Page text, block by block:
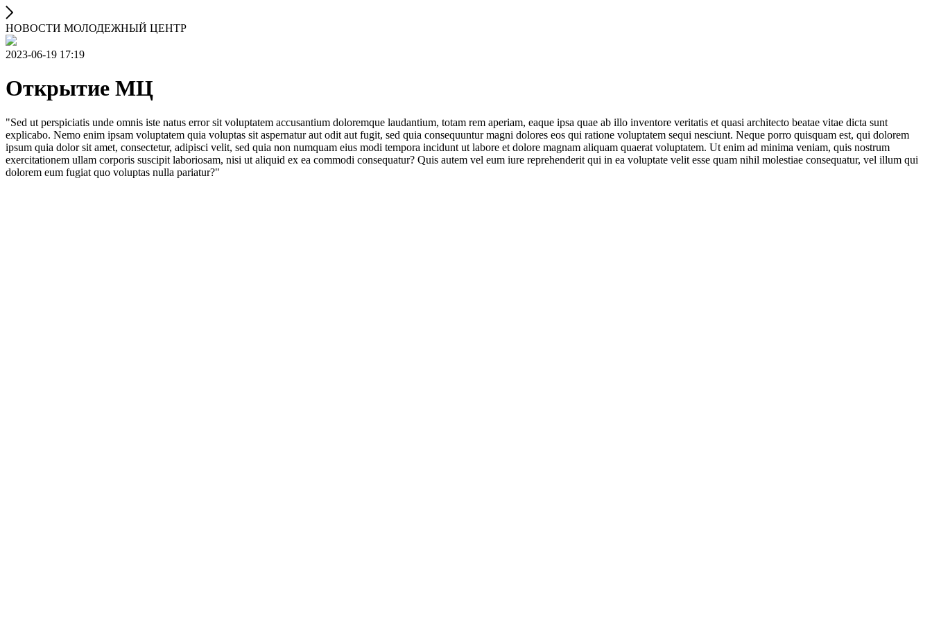
НОВОСТИ МОЛОДЕЖНЫЙ ЦЕНТР
2023-06-19 17:19
Открытие МЦ
"Sed ut perspiciatis unde omnis iste natus error sit voluptatem accusantium doloremque laudantium, totam rem aperiam, eaque ipsa quae ab illo inventore veritatis et quasi architecto beatae vitae dicta sunt
explicabo. Nemo enim ipsam voluptatem quia voluptas sit aspernatur aut odit aut fugit, sed quia consequuntur magni dolores eos qui ratione voluptatem sequi nesciunt. Neque porro quisquam est, qui dolorem
ipsum quia dolor sit amet, consectetur, adipisci velit, sed quia non numquam eius modi tempora incidunt ut labore et dolore magnam aliquam quaerat voluptatem. Ut enim ad minima veniam, quis nostrum
exercitationem ullam corporis suscipit laboriosam, nisi ut aliquid ex ea commodi consequatur? Quis autem vel eum iure reprehenderit qui in ea voluptate velit esse quam nihil molestiae consequatur, vel illum qui
dolorem eum fugiat quo voluptas nulla pariatur?"